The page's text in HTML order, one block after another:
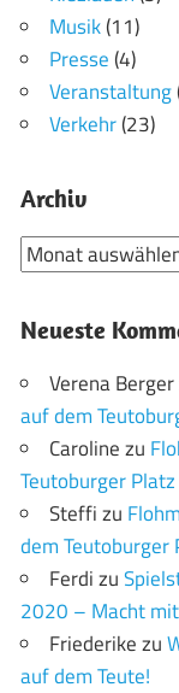
Musik(11)
Presse(4)
Veranstaltung
Verkehr(23)
Archiv
Archiv
Neueste
Verena Berger
auf dem
Carolinezu
Teutoburger Platz
Steffizu
dem Teutoburger
Ferdizu
2020 – Macht
Friederikezu
auf dem Teute!